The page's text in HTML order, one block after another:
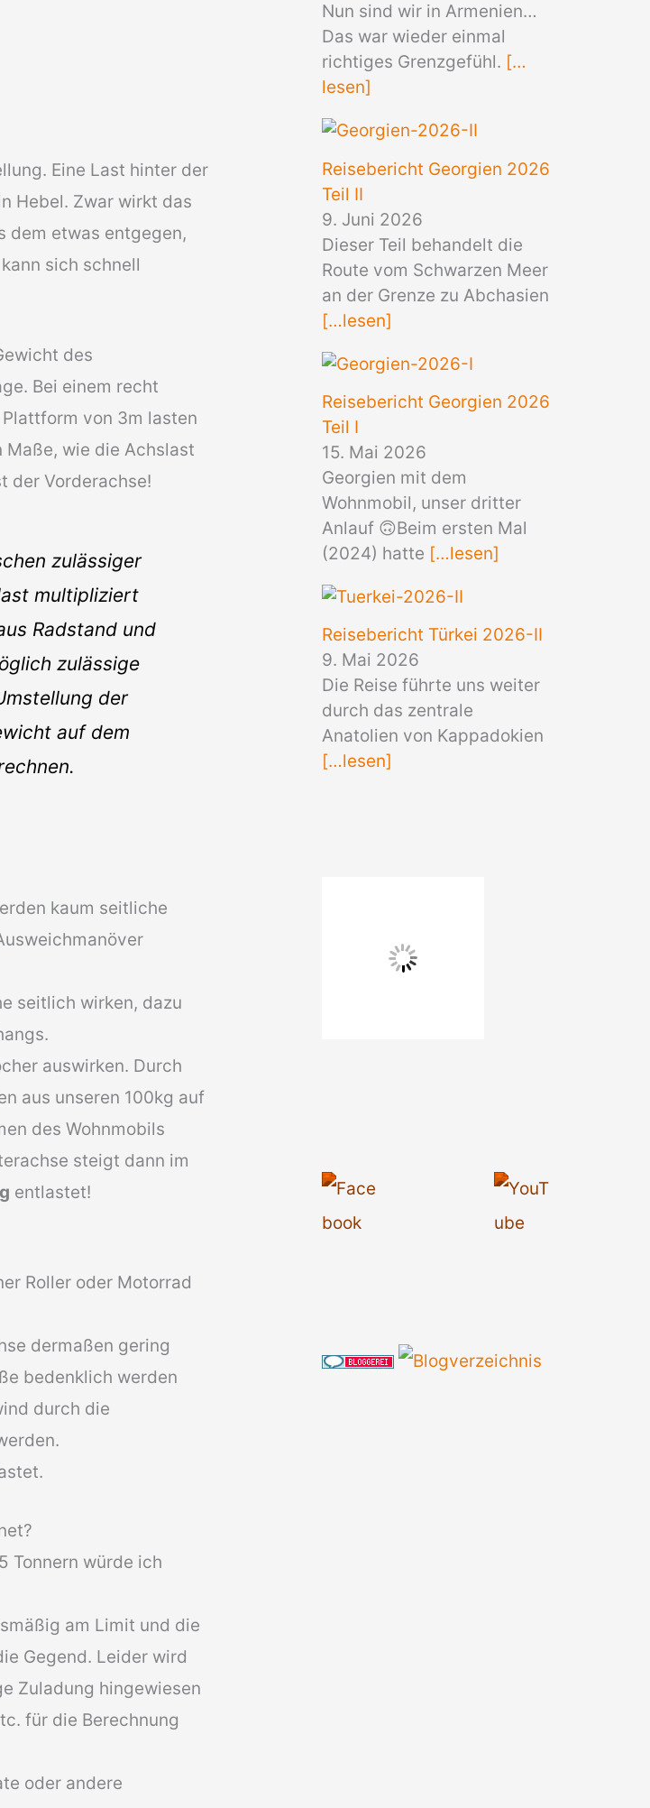
Eine Last hinter der
Hebel. Zwar wirkt das
dem etwas entgegen,
sich schnell
des
Bei einem recht
von 3m lasten
wie die Achslast
der Vorderachse!
zulässiger
multipliziert
Radstand und
zulässige
der
auf dem
kaum seitliche
seitlich wirken, dazu
auswirken. Durch
aus unseren 100kg auf
des Wohnmobils
steigt dann im
entlastet!
Roller oder Motorrad
dermaßen gering
bedenklich werden
durch die
Tonnern würde ich
am Limit und die
Gegend. Leider wird
Zuladung hingewiesen
für die Berechnung
oder andere
Nun sind wir in Armenien…
Das war wieder einmal
richtiges Grenzgefühl. […
lesen]
Reisebericht Georgien 2026
Teil II
9. Juni 2026
Dieser Teil behandelt die
Route vom Schwarzen Meer
an der Grenze zu Abchasien
[…lesen]
Reisebericht Georgien 2026
Teil I
15. Mai 2026
Georgien mit dem
Wohnmobil, unser dritter
Anlauf 🙃Beim ersten Mal
(2024) hatte […lesen]
Reisebericht Türkei 2026-II
9. Mai 2026
Die Reise führte uns weiter
durch das zentrale
Anatolien von Kappadokien
[…lesen]